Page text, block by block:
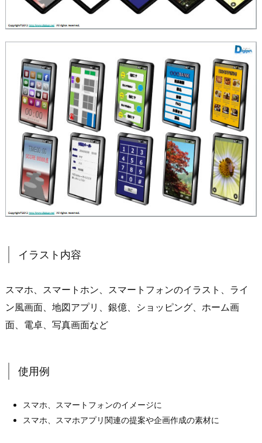
イラスト内容
スマホ、スマートホン、スマートフォンのイラスト、ライ
ン風画面、地図アプリ、銀億、ショッピング、ホーム画
面、電卓、写真画面など
使用例
スマホ、スマートフォンのイメージに
スマホ、スマホアプリ関連の提案や企画作成の素材に